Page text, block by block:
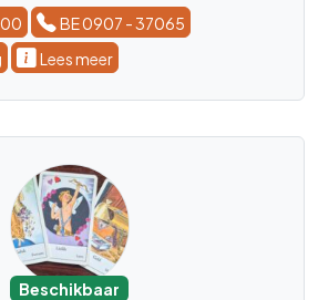
BE 0907 - 37065
Lees meer
Beschikbaar